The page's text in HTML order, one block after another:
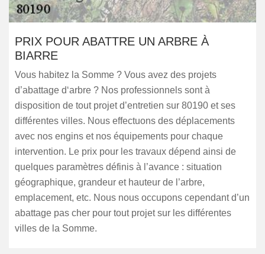
PRIX POUR ABATTRE UN ARBRE À
BIARRE
Vous habitez la Somme ? Vous avez des projets
d’abattage d‘arbre ? Nos professionnels sont à
disposition de tout projet d’entretien sur 80190 et ses
différentes villes. Nous effectuons des déplacements
avec nos engins et nos équipements pour chaque
intervention. Le prix pour les travaux dépend ainsi de
quelques paramètres définis à l’avance : situation
géographique, grandeur et hauteur de l’arbre,
emplacement, etc. Nous nous occupons cependant d’un
abattage pas cher pour tout projet sur les différentes
villes de la Somme.